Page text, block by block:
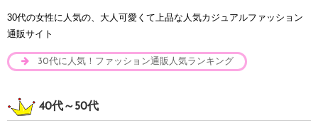
30代の女性に人気の、大人可愛くて上品な人気カジュアルファッション
通販サイト
30代に人気！ファッション通販人気ランキング
40代～50代